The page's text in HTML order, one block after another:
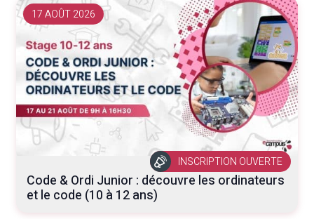
INSCRIPTION OUVERTE
Code & Ordi Junior : découvre les ordinateurs
et le code (10 à 12 ans)
17 AOÛT 2026